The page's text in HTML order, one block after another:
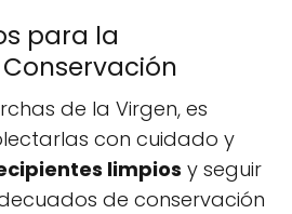
para la
de la Virgen, es
con cuidado y
limpios y seguir
de conservación